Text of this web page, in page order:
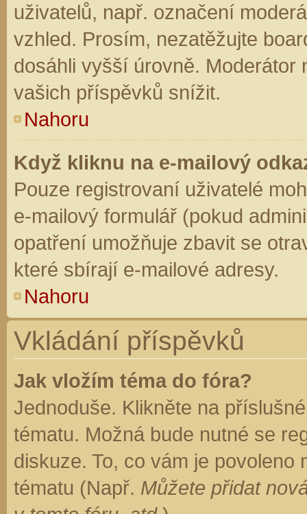
uživatelů, např. označení
vzhled. Prosím, nezatěžujte
dosáhli vyšší úrovně. Moderátor
vašich příspěvků snížit.
Nahoru
Když kliknu na e-mailový
Pouze registrovaní uživatelé
e-mailový formulář (pokud
opatření umožňuje zbavit se
které sbírají e-mailové adresy.
Nahoru
Vkládání příspěvků
Jak vložím téma do fóra?
Jednoduše. Klikněte na
tématu. Možná bude nutné se
diskuze. To, co vám je
tématu (Např. Můžete přidat